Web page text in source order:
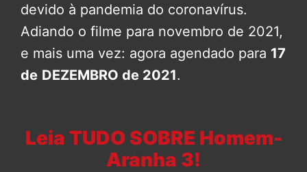
devido à pandemia do coronavírus.
Adiando o filme para novembro de 2021,
e mais uma vez: agora agendado para 17
de DEZEMBRO de 2021.
Leia TUDO SOBRE Homem-
Aranha 3!